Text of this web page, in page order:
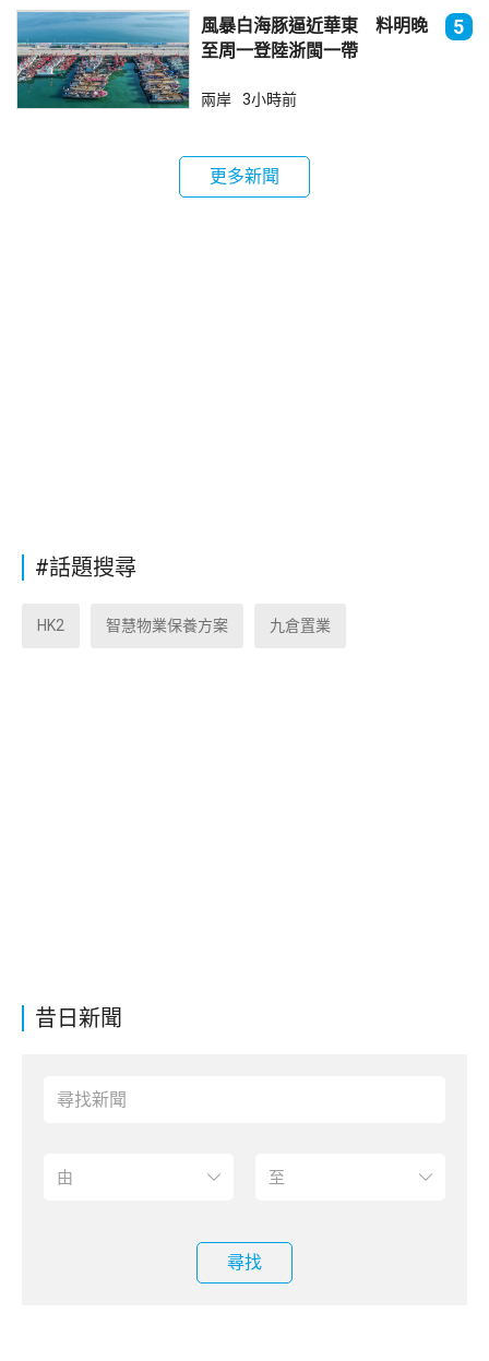
昔日新聞
尋找
風暴白海豚逼近華東 料明晚
至周一登陸浙閩一帶
5
兩岸 3小時前
更多新聞
#話題搜尋
HK2 智慧物業保養方案 九倉置業